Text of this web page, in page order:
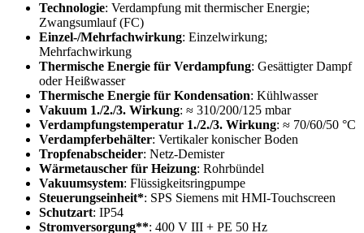
Technologie: Verdampfung mit thermischer Energie;
Zwangsumlauf (FC)
Einzel-/Mehrfachwirkung: Einzelwirkung;
Mehrfachwirkung
Thermische Energie für Verdampfung: Gesättigter Dampf
oder Heißwasser
Thermische Energie für Kondensation: Kühlwasser
Vakuum 1./2./3. Wirkung: ≈ 310/200/125 mbar
Verdampfungstemperatur 1./2./3. Wirkung: ≈ 70/60/50 °C
Verdampferbehälter: Vertikaler konischer Boden
Tropfenabscheider: Netz-Demister
Wärmetauscher für Heizung: Rohrbündel
Vakuumsystem: Flüssigkeitsringpumpe
Steuerungseinheit*: SPS Siemens mit HMI-Touchscreen
Schutzart: IP54
Stromversorgung**: 400 V III + PE 50 Hz